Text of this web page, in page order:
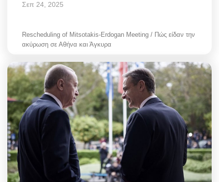
Σεπ 24, 2025
Rescheduling of Mitsotakis-Erdogan Meeting / Πώς είδαν την
ακύρωση σε Αθήνα και Άγκυρα